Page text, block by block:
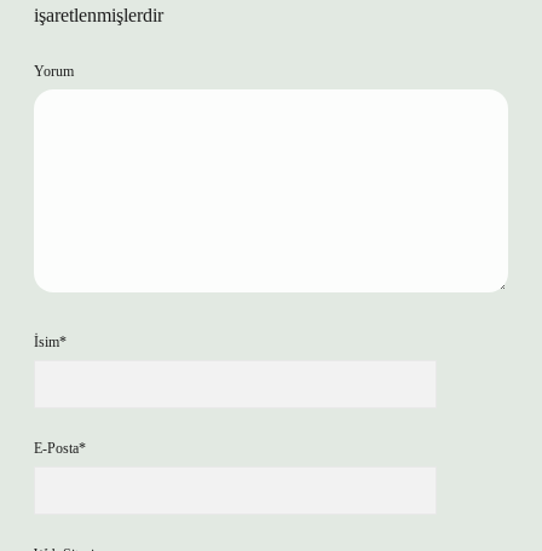
işaretlenmişlerdir
Yorum
İsim*
E-Posta*